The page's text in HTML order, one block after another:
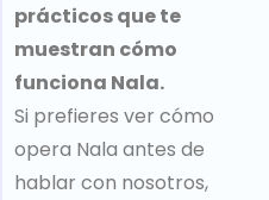
prácticos que te
muestran cómo
funciona Nala.
Si prefieres ver cómo
opera Nala antes de
hablar con nosotros,